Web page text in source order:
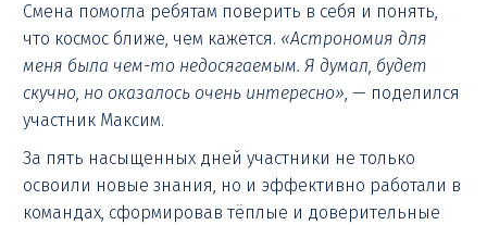
Смена помогла ребятам поверить в себя и понять,
что космос ближе, чем кажется. «Астрономия для
меня была чем-то недосягаемым. Я думал, будет
скучно, но оказалось очень интересно», — поделился
участник Максим.
За пять насыщенных дней участники не только
освоили новые знания, но и эффективно работали в
командах, сформировав тёплые и доверительные